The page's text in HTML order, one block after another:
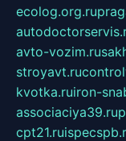
ecolog.org.ru
avto-vozim.ru
stroyavt.ru
kvotka.ruiron-
associaciya39.ru
cpt21.ru